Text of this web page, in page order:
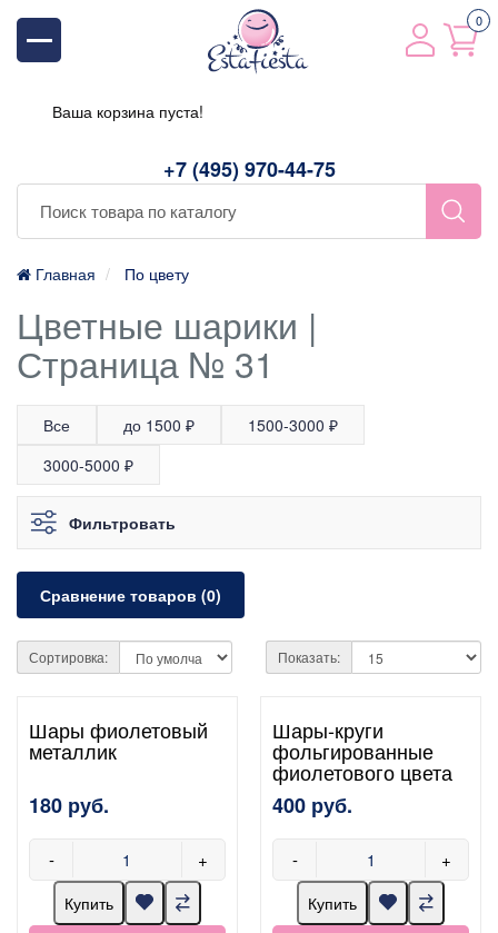
+7 (495) 970-44-75
0
Ваша корзина пуста!
Главная По цвету
Цветные шарики |
Страница № 31
Все до 1500 ₽
1500-3000 ₽
3000-5000 ₽
Фильтровать
Сравнение товаров (0)
Сортировка: Показать:
Шары фиолетовый
металлик
180 руб.
- +
Купить
Шары-круги
фольгированные
фиолетового цвета
400 руб.
- +
Купить